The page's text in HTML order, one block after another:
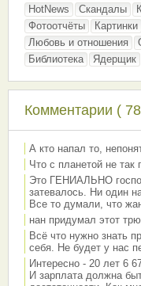
HotNews
Скандалы
Фотоотчёты
Картинки
Любовь и отношения
Библиотека
Ядерщик
Комментарии (
А кто напал то,
Что с планетой не
Это ГЕНИАЛЬНО
затевалось. Ни один
Все то думали, что
нан придумал этот
Всё что нужно знать
себя. Не будет у нас
Интересно - 20 лет 6
И зарплата должна